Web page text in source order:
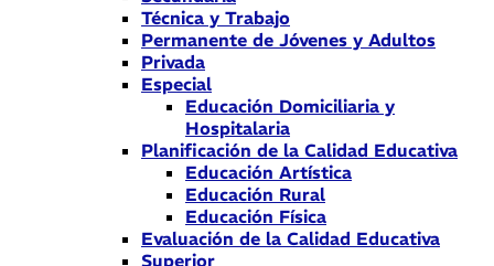
Técnica y Trabajo
Permanente de Jóvenes y Adultos
Privada
Especial
Educación Domiciliaria y
Hospitalaria
Planificación de la Calidad Educativa
Educación Artística
Educación Rural
Educación Física
Evaluación de la Calidad Educativa
Superior